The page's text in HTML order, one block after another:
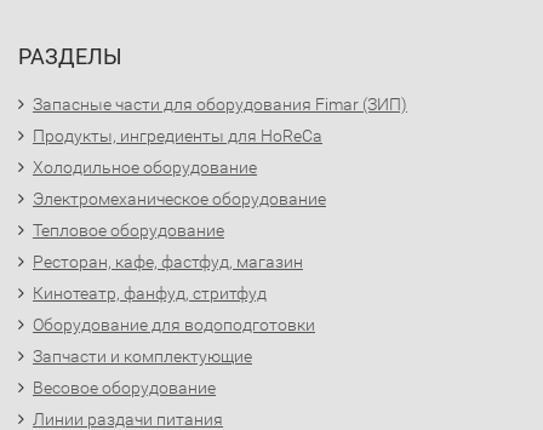
РАЗДЕЛЫ
Запасные части для оборудования Fimar (ЗИП)
Продукты, ингредиенты для HoReCa
Холодильное оборудование
Электромеханическое оборудование
Тепловое оборудование
Ресторан, кафе, фастфуд, магазин
Кинотеатр, фанфуд, стритфуд
Оборудование для водоподготовки
Запчасти и комплектующие
Весовое оборудование
Линии раздачи питания